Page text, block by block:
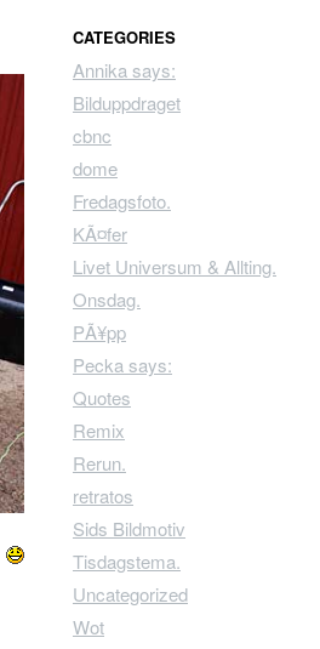
CATEGORIES
Annika says:
Bilduppdraget
cbnc
dome
Fredagsfoto.
KÃ¤fer
Livet Universum & Allting.
Onsdag.
PÃ¥pp
Pecka says:
Quotes
Remix
Rerun.
retratos
Sids Bildmotiv
Tisdagstema.
Uncategorized
Wot